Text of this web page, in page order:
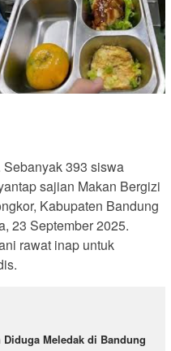
Sebanyak 393 siswa
sajian Makan Bergizi
Kabupaten Bandung
23 September 2025.
rawat inap untuk
Meledak di Bandung